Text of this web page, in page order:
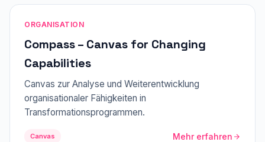
ORGANISATION
Compass – Canvas for Changing
Capabilities
Canvas zur Analyse und Weiterentwicklung
organisationaler Fähigkeiten in
Transformationsprogrammen.
Canvas Mehr erfahren